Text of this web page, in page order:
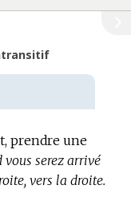
prendre une
vous serez arrivé
vers la droite.